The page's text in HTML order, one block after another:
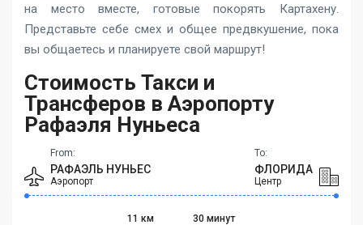
на место вместе, готовые покорять Картахену.
Представьте себе смех и общее предвкушение, пока
вы общаетесь и планируете свой маршрут!
Стоимость Такси и
Трансферов в Аэропорту
Рафаэля Нуньеса
From:
РАФАЭЛЬ НУНЬЕС
Аэропорт
To:
ФЛОРИДА
Центр
11 км 30 минут